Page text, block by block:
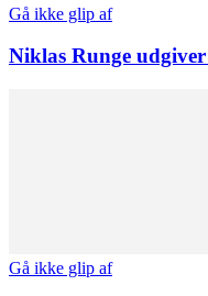
Gå ikke glip af
Niklas Runge
Gå ikke glip af